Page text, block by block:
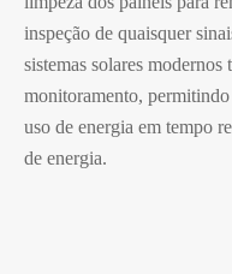
inspeção de quaisquer
sistemas solares
monitoramento,
uso de energia em tempo
de energia.